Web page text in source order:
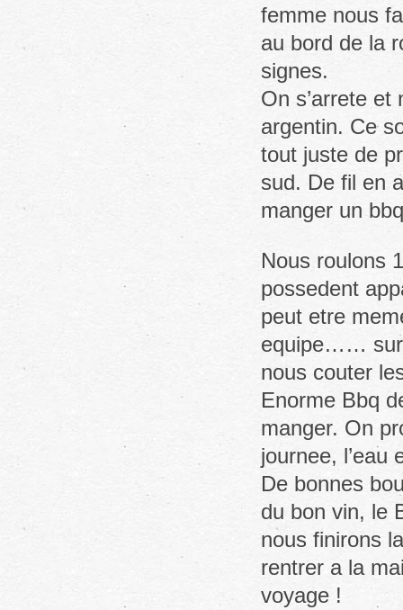
femme nous
au bord de la
signes.
On s’arrete
argentin. Ce
tout juste de
sud. De fil en
manger un
Nous roulons
possedent
peut etre
equipe…… sur
nous couter
Enorme Bbq
manger. On
journee, l’eau
De bonnes
du bon vin, le
nous finirons
rentrer a la
voyage !